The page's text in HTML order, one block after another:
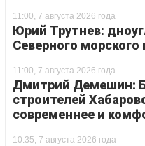
11:00, 7 августа 2026 года
Юрий Трутнев:
Северного
11:00, 7 августа 2026 года
Дмитрий Демешин:
строителей
современнее и
10:35, 7 августа 2026 года